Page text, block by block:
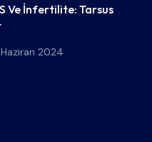
Ve İnfertilite: Tarsus
2024